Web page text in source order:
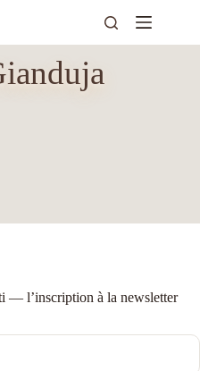
— l’inscription à la newsletter